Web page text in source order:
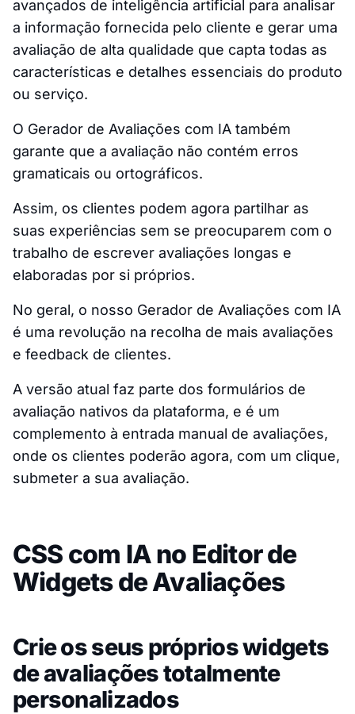
avançados de inteligência artificial para analisar
a informação fornecida pelo cliente e gerar uma
avaliação de alta qualidade que capta todas as
características e detalhes essenciais do produto
ou serviço.
O Gerador de Avaliações com IA também
garante que a avaliação não contém erros
gramaticais ou ortográficos.
Assim, os clientes podem agora partilhar as
suas experiências sem se preocuparem com o
trabalho de escrever avaliações longas e
elaboradas por si próprios.
No geral, o nosso Gerador de Avaliações com IA
é uma revolução na recolha de mais avaliações
e feedback de clientes.
A versão atual faz parte dos formulários de
avaliação nativos da plataforma, e é um
complemento à entrada manual de avaliações,
onde os clientes poderão agora, com um clique,
submeter a sua avaliação.
CSS com IA no Editor de
Widgets de Avaliações
Crie os seus próprios widgets
de avaliações totalmente
personalizados